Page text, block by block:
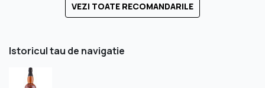
VEZI TOATE RECOMANDARILE
Istoricul tau de navigatie